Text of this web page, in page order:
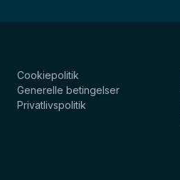
Cookiepolitik
Generelle betingelser
Privatlivspolitik